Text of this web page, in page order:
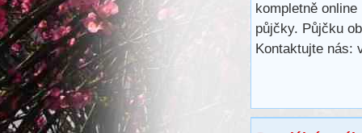
kompletně
půjčky. Půjčku
Kontaktujte nás: